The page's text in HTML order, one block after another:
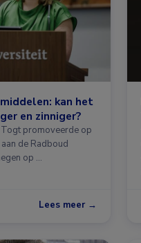
kan het
en zinniger?
promoveerde op
de Radboud
op …
Lees meer →